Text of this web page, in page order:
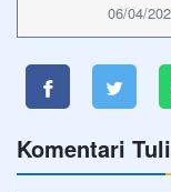
06/04/
Komentari